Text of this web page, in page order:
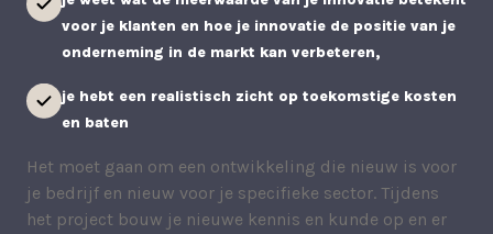
voor je klanten en hoe je innovatie de positie van je
onderneming in de markt kan verbeteren,
je hebt een realistisch zicht op toekomstige kosten
en baten
Het moet gaan om een ontwikkeling die nieuw is voor
je bedrijf en nieuw voor je specifieke sector. Tijdens
het project bouw je nieuwe kennis en kunde op en er